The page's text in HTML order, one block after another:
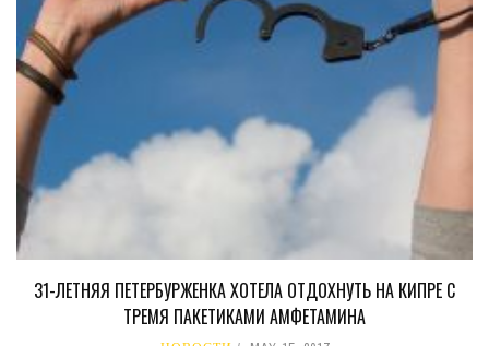
31-ЛЕТНЯЯ ПЕТЕРБУРЖЕНКА ХОТЕЛА ОТДОХНУТЬ НА КИПРЕ С
ТРЕМЯ ПАКЕТИКАМИ АМФЕТАМИНА